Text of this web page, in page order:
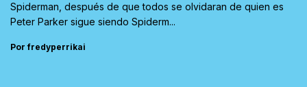
Spiderman, después de que todos se olvidaran de quien es
Peter Parker sigue siendo Spiderm...
Por fredyperrikai